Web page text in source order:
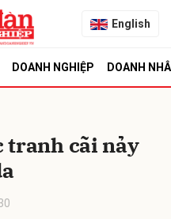
English
DOANH NGHIỆP DOANH
tranh cãi nảy